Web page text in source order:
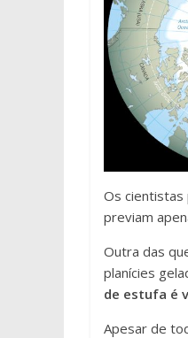
Os cientistas
previam
Outra das
planícies
de estufa é
Apesar de